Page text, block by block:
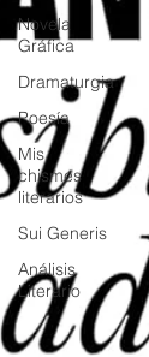
Novela
Gráfica
Dramaturgia
Poesía
Mis
chismes
literarios
Sui Generis
Análisis
Literario